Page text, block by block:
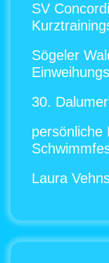
SV
Sögeler
30.
persönliche
Laura